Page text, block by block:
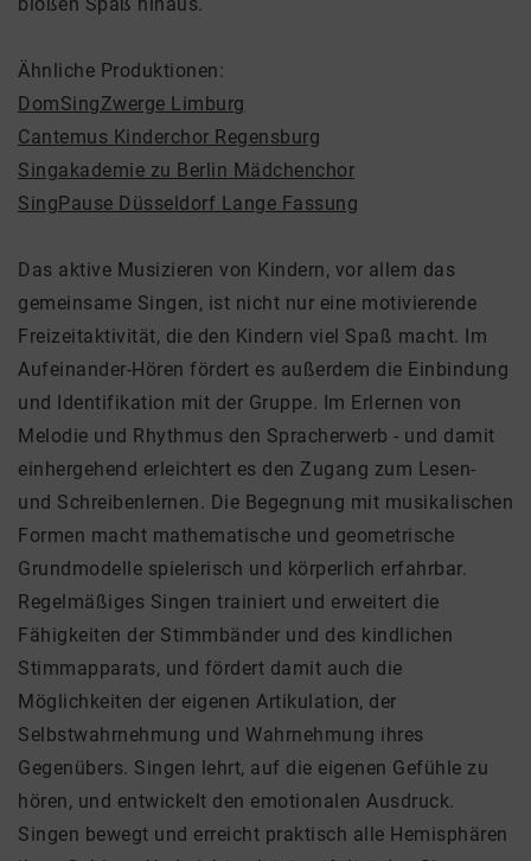
Ähnliche Produktionen:
DomSingZwerge Limburg
Cantemus Kinderchor Regensburg
Singakademie zu Berlin Mädchenchor
SingPause Düsseldorf Lange Fassung
Das aktive Musizieren von Kindern, vor allem das
gemeinsame Singen, ist nicht nur eine motivierende
Freizeitaktivität, die den Kindern viel Spaß macht. Im
Aufeinander-Hören fördert es außerdem die Einbindung
und Identifikation mit der Gruppe. Im Erlernen von
Melodie und Rhythmus den Spracherwerb - und damit
einhergehend erleichtert es den Zugang zum Lesen-
und Schreibenlernen. Die Begegnung mit musikalischen
Formen macht mathematische und geometrische
Grundmodelle spielerisch und körperlich erfahrbar.
Regelmäßiges Singen trainiert und erweitert die
Fähigkeiten der Stimmbänder und des kindlichen
Stimmapparats, und fördert damit auch die
Möglichkeiten der eigenen Artikulation, der
Selbstwahrnehmung und Wahrnehmung ihres
Gegenübers. Singen lehrt, auf die eigenen Gefühle zu
hören, und entwickelt den emotionalen Ausdruck.
Singen bewegt und erreicht praktisch alle Hemisphären